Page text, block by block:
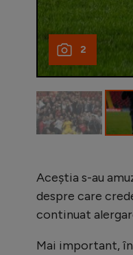
2
Aceștia s-au
despre care
continuat
Mai important,